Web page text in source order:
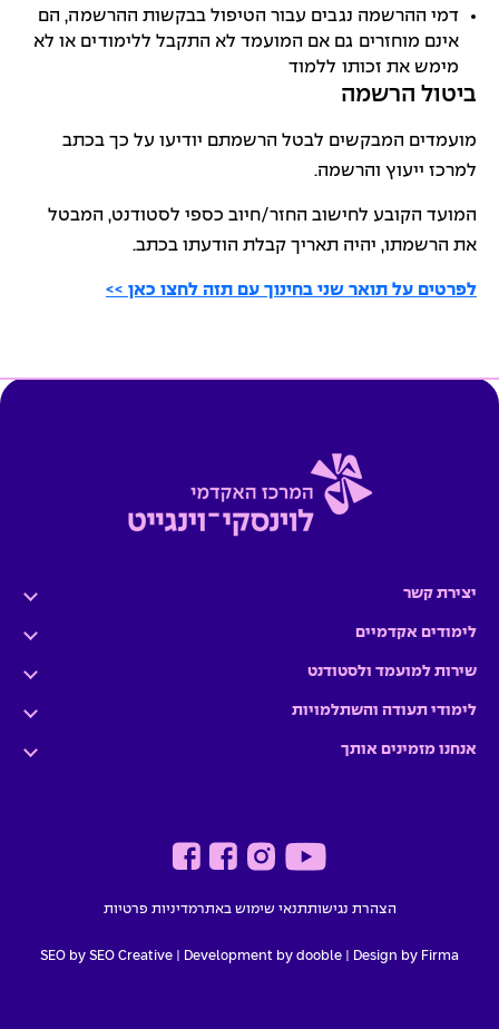
דמי ההרשמה נגבים עבור הטיפול בבקשות ההרשמה, הם
אינם מוחזרים גם אם המועמד לא התקבל ללימודים או לא
מימש את זכותו ללמוד
ביטול הרשמה
מועמדים המבקשים לבטל הרשמתם יודיעו על כך בכתב
למרכז ייעוץ והרשמה.
המועד הקובע לחישוב החזר/חיוב כספי לסטודנט, המבטל
את הרשמתו, יהיה תאריך קבלת הודעתו בכתב.
לפרטים על תואר שני בחינוך עם תזה לחצו כאן >>
יצירת קשר
לימודים אקדמיים
שירות למועמד ולסטודנט
לימודי תעודה והשתלמויות
אנחנו מזמינים אותך
הצהרת נגישותתנאי שימוש באתרמדיניות פרטיות
Design by Firma |
Development by dooble
SEO by SEO Creative